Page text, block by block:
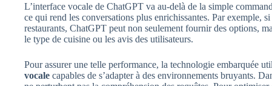
L’interface vocale de ChatGPT va au-delà de la simple
ce qui rend les conversations plus enrichissantes. Par exemple,
restaurants, ChatGPT peut non seulement fournir des options,
le type de cuisine ou les avis des utilisateurs.
Pour assurer une telle performance, la technologie embarquée
vocale capables de s’adapter à des environnements bruyants.